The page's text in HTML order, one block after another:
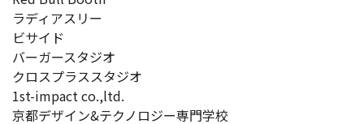
ラディアスリー
ビサイド
バーガースタジオ
クロスプラススタジオ
1st-impact co.,ltd.
京都デザイン&テクノロジー専門学校